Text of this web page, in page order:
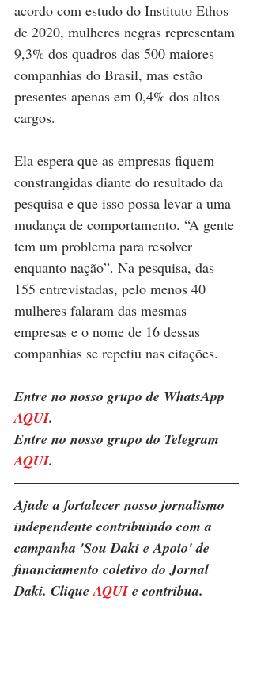
acordo com estudo do Instituto Ethos
de 2020, mulheres negras representam
9,3% dos quadros das 500 maiores
companhias do Brasil, mas estão
presentes apenas em 0,4% dos altos
cargos.
Ela espera que as empresas fiquem
constrangidas diante do resultado da
pesquisa e que isso possa levar a uma
mudança de comportamento. “A gente
tem um problema para resolver
enquanto nação”. Na pesquisa, das
155 entrevistadas, pelo menos 40
mulheres falaram das mesmas
empresas e o nome de 16 dessas
companhias se repetiu nas citações.
Entre no nosso grupo de WhatsApp
AQUI.
Entre no nosso grupo do Telegram
AQUI.
Ajude a fortalecer nosso jornalismo
independente contribuindo com a
campanha 'Sou Daki e Apoio' de
financiamento coletivo do Jornal
Daki. Clique AQUI e contribua.